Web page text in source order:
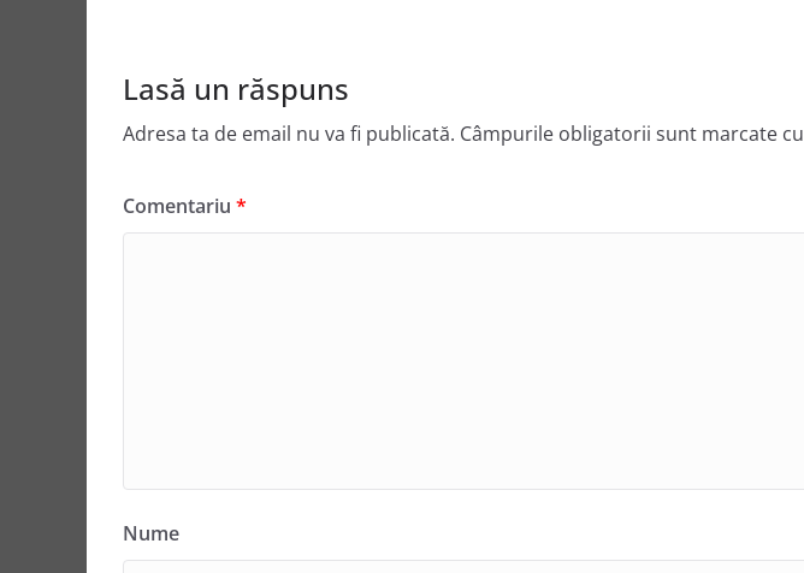
Lasă un răspuns
Adresa ta de email nu va fi publicată. Câmpurile obligatorii sunt marcate cu
Comentariu *
Nume